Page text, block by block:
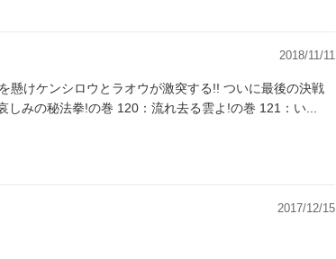
2018/11/11
けケンシロウとラオウが激突する!! ついに最後の決戦
れ死を知らず!の巻 119：哀しみの秘法拳!の巻 120：流れ去る雲よ!の巻 121：い...
2017/12/15